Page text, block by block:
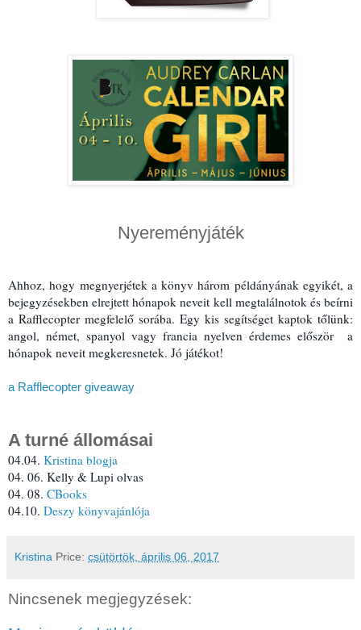
Nyereményjáték
Ahhoz, hogy megnyerjétek a könyv három példányának egyikét, a
bejegyzésekben elrejtett hónapok neveit kell megtalálnotok és beírni
a Rafflecopter megfelelő sorába. Egy kis segítséget kaptok tőlünk:
angol, német, spanyol vagy francia nyelven érdemes először  a
hónapok neveit megkeresnetek. Jó játékot!
a Rafflecopter giveaway
A turné állomásai
04.04. Kristina blogja
04. 06. Kelly & Lupi olvas
04. 08. CBooks
04.10. Deszy könyvajánlója
Kristina Price: csütörtök, április 06, 2017
Nincsenek megjegyzések: